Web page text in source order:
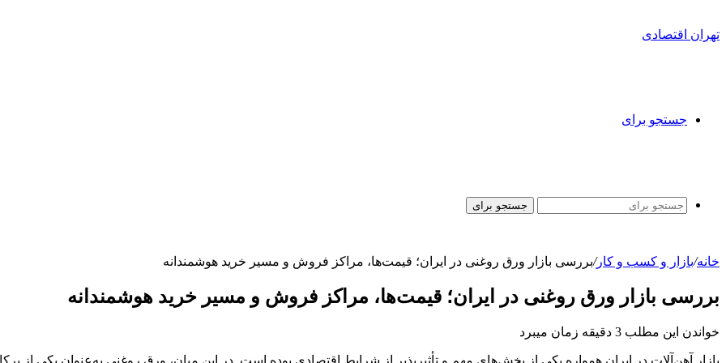
تهران اقتصادی
جستجو برای
جستجو برای
خانه/بازار و کسب و کار/بررسی بازار ورق روغنی در ایران؛ قیمت‌ها، مراکز فروش و مسیر خرید هوشمندانه
بررسی بازار ورق روغنی در ایران؛ قیمت‌ها، مراکز فروش و مسیر خرید هوشمندانه
خواندن این مطلب 3 دقیقه زمان میبرد
بازار آهن‌آلات در ایران همواره یکی از بخش‌های مهم و تأثیرپذیر از شرایط اقتصادی بوده است. در این میان، ورق روغنی به‌عنوان یکی از